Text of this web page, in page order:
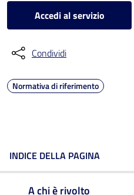
Accedi al servizio
Condividi
Normativa di riferimento
INDICE DELLA PAGINA
A chi è rivolto